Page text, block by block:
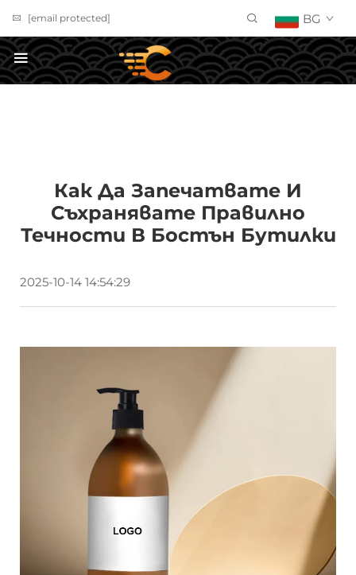
[email protected] BG
Как Да Запечатвате И
Съхранявате Правилно
Течности В Бостън Бутилки
2025-10-14 14:54:29